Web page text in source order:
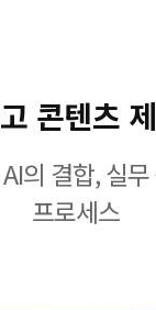
콘텐츠
의 결합, 실
프로세스